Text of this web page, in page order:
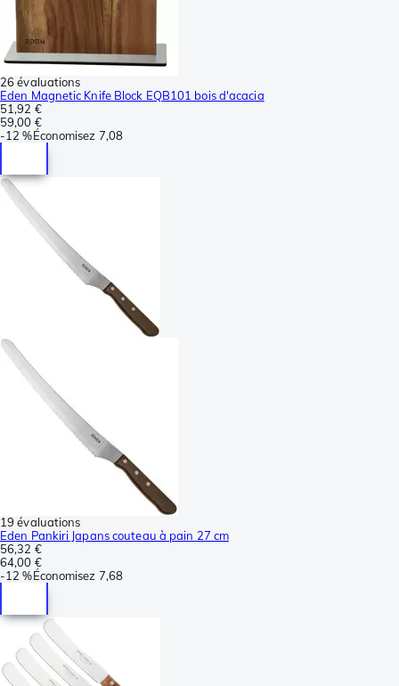
26 évaluations
Eden Magnetic Knife Block EQB101 bois d'acacia
51,92 €
59,00 €
-12 %Économisez 7,08
19 évaluations
Eden Pankiri Japans couteau à pain 27 cm
56,32 €
64,00 €
-12 %Économisez 7,68